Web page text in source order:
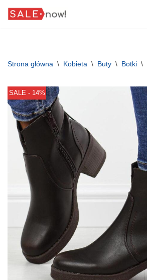
Strona główna \ Kobieta \ Buty \ Botki \
SALE - 14%